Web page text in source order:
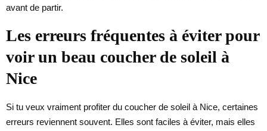
avant de partir.
Les erreurs fréquentes à éviter pour
voir un beau coucher de soleil à
Nice
Si tu veux vraiment profiter du coucher de soleil à Nice, certaines
erreurs reviennent souvent. Elles sont faciles à éviter, mais elles